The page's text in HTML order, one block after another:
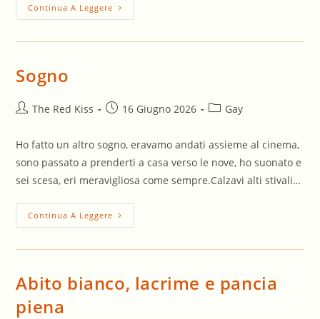
Continua A Leggere Lettera
Ad
Sogno
AutoreThe Red Kiss
Articolo16 Giugno 2026
Categoria
Gay
Ho fatto un altro sogno, eravamo andati assieme al cinema,
sono passato a prenderti a casa verso le nove, ho suonato e
sei scesa, eri meravigliosa come sempre.Calzavi alti stivali…
Continua A Leggere Sogno
Abito bianco, lacrime e pancia
piena